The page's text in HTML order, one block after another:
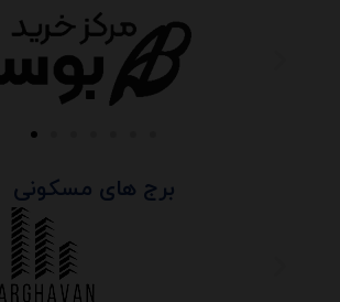
برج های مسکونی